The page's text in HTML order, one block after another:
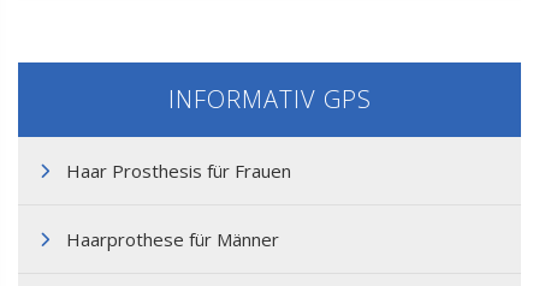
INFORMATIV GPS
Haar Prosthesis für Frauen
Haarprothese für Männer